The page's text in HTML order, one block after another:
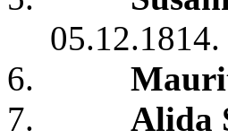
05.12.1814.
6.
7.
Alida